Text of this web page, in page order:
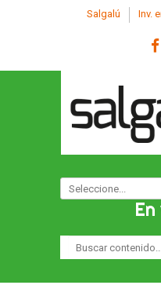
Salgalú Inv.
Buscar
contenido...